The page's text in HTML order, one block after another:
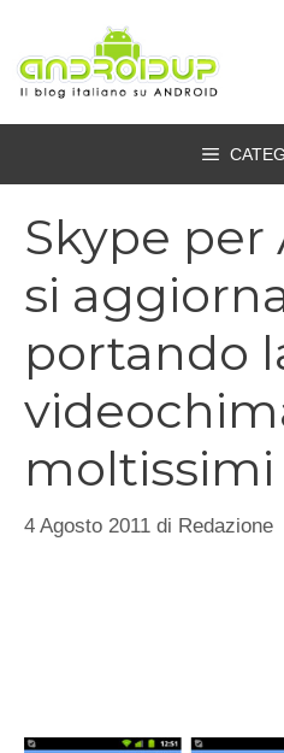
contenuto
Skype per
si
portando
4 Agosto 2011 di Redazione